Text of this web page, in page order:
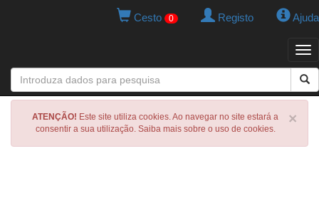
Cesto 0 Registo Ajuda
×
ATENÇÃO! Este site utiliza cookies. Ao navegar no site estará a
consentir a sua utilização. Saiba mais sobre o uso de cookies.